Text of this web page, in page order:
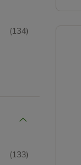
(134)
(133)